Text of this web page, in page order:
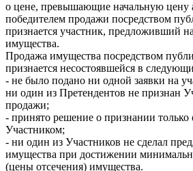
о цене, превышающие начальную цену
победителем продажи посредством
признается участник, предложивший
имущества.
Продажа имущества посредством
признается несостоявшейся в
- не было подано ни одной заявки на
ни один из Претендентов не признан
продажи;
- принято решение о признании только
Участником;
- ни один из Участников не сделал
имущества при достижении
(цены отсечения) имущества.